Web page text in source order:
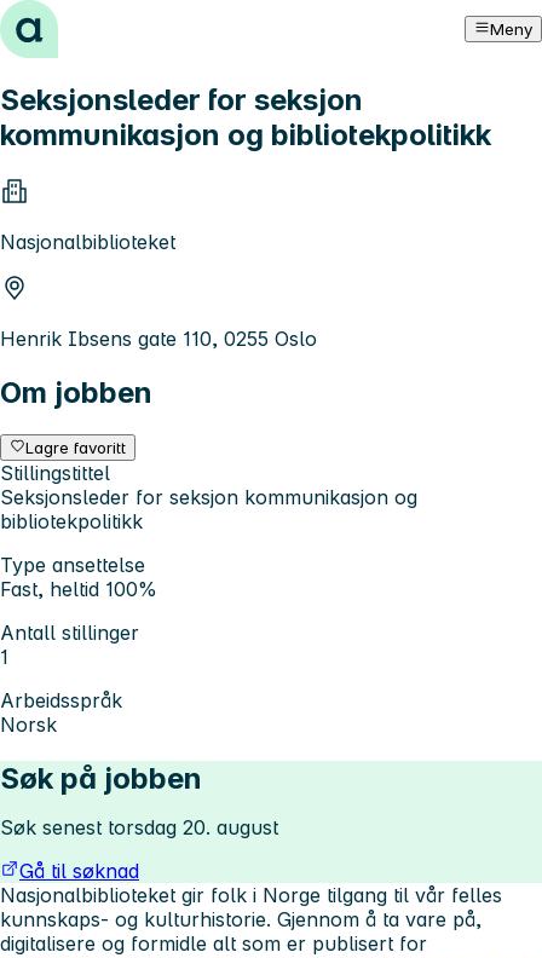
Hopp til innhold Meny
Seksjonsleder for seksjon
kommunikasjon og bibliotekpolitikk
Nasjonalbiblioteket
Henrik Ibsens gate 110, 0255 Oslo
Om jobben
Lagre favoritt
Stillingstittel
Seksjonsleder for seksjon kommunikasjon og
bibliotekpolitikk
Type ansettelse
Fast, heltid 100%
Antall stillinger
1
Arbeidsspråk
Norsk
Søk på jobben
Søk senest torsdag 20. august
Gå til søknad
Nasjonalbiblioteket gir folk i Norge tilgang til vår felles
kunnskaps- og kulturhistorie. Gjennom å ta vare på,
digitalisere og formidle alt som er publisert for